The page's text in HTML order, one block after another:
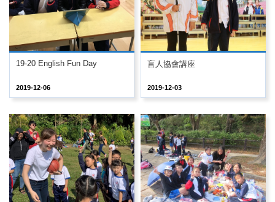
19-20 English Fun Day
2019-12-06
盲人協會講座
2019-12-03